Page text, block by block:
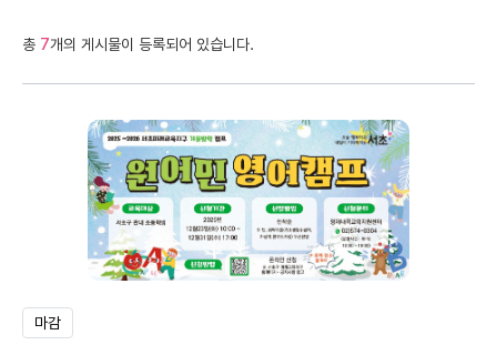
총 7개의 게시물이 등록되어 있습니다.
마감